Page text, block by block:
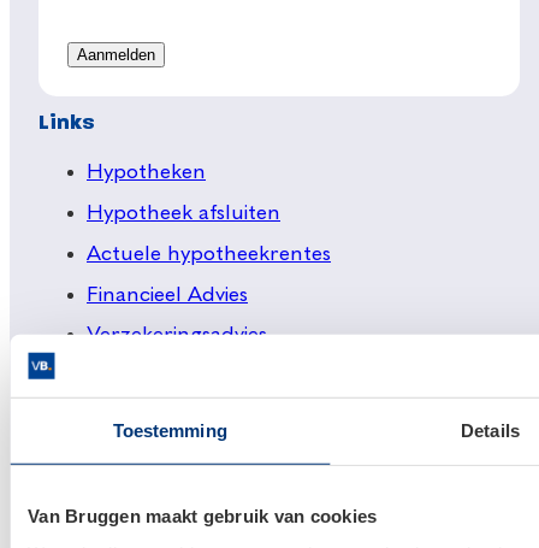
Toestemming Details
Van Bruggen maakt gebruik van cookies
Links
Hypotheken
Hypotheek afsluiten
Actuele hypotheekrentes
Financieel Advies
Verzekeringsadvies
Klantenservice en contact